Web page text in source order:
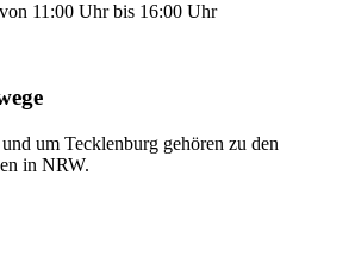
11:00 Uhr bis 16:00 Uhr
um Tecklenburg gehören zu den
in NRW.